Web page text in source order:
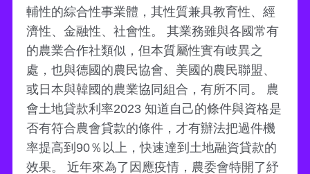
輔性的綜合性事業體，其性質兼具教育性、經
濟性、金融性、社會性。 其業務雖與各國常有
的農業合作社類似，但本質屬性實有岐異之
處，也與德國的農民協會、美國的農民聯盟、
或日本與韓國的農業協同組合，有所不同。 農
會土地貸款利率2023 知道自己的條件與資格是
否有符合農會貸款的條件，才有辦法把過件機
率提高到90％以上，快速達到土地融資貸款的
效果。 近年來為了因應疫情，農委會特開了紓